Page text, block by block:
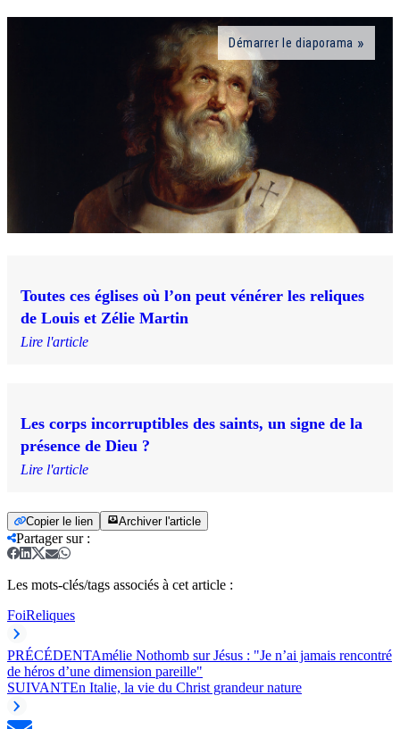
Démarrer le diaporama
Toutes ces églises où l’on peut vénérer les reliques
de Louis et Zélie Martin
Lire l'article
Les corps incorruptibles des saints, un signe de la
présence de Dieu ?
Lire l'article
Copier le lien Archiver l'article
Partager sur:
Les mots-clés/tags associés à cet article :
FoiReliques
PRÉCÉDENTAmélie Nothomb sur Jésus : "Je n’ai jamais rencontré
de héros d’une dimension pareille"
SUIVANTEn Italie, la vie du Christ grandeur nature